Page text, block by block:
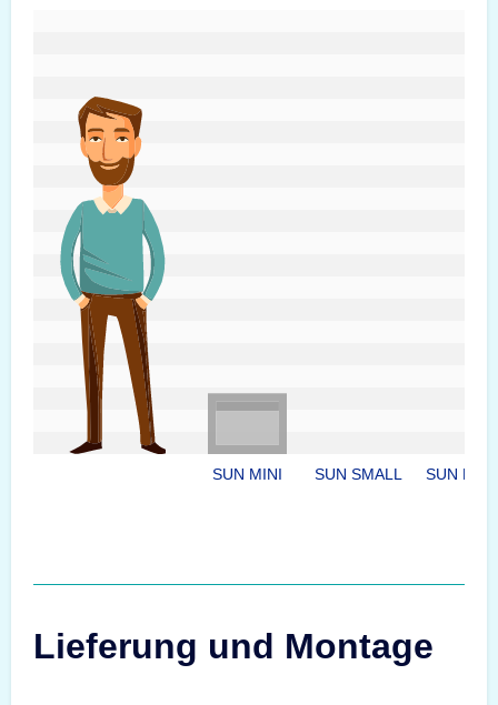
SUN MINI SUN SMALL SUN
Lieferung und Montage